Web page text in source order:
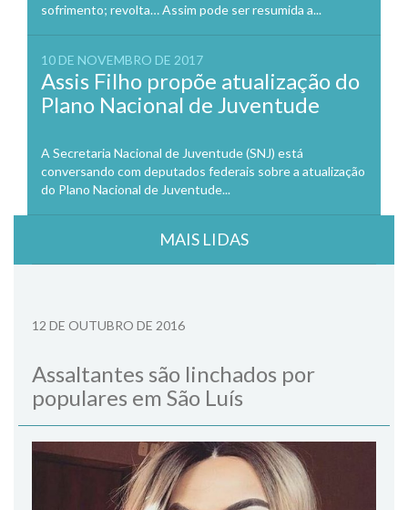
sofrimento; revolta… Assim pode ser resumida a...
10 DE NOVEMBRO DE 2017
Assis Filho propõe atualização do
Plano Nacional de Juventude
A Secretaria Nacional de Juventude (SNJ) está
conversando com deputados federais sobre a atualização
do Plano Nacional de Juventude...
MAIS LIDAS
12 DE OUTUBRO DE 2016
Assaltantes são linchados por
populares em São Luís